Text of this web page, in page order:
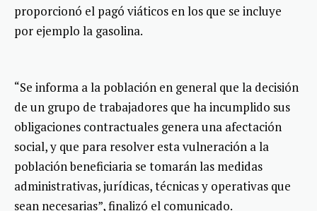
proporcionó el pagó viáticos en los que se incluye
por ejemplo la gasolina.
“Se informa a la población en general que la decisión
de un grupo de trabajadores que ha incumplido sus
obligaciones contractuales genera una afectación
social, y que para resolver esta vulneración a la
población beneficiaria se tomarán las medidas
administrativas, jurídicas, técnicas y operativas que
sean necesarias”, finalizó el comunicado.